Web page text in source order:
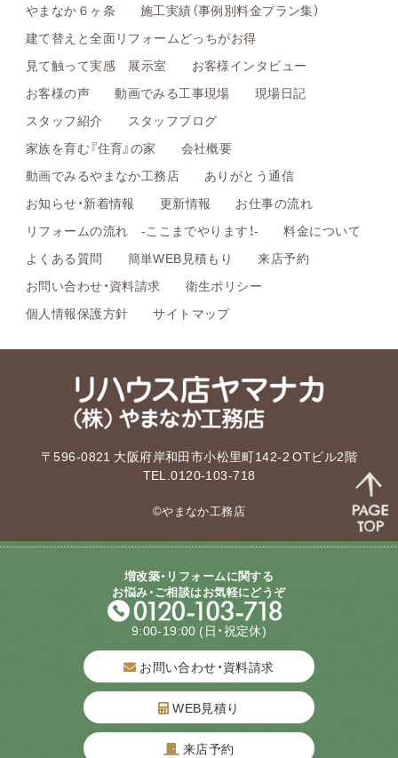
やまなか６ヶ条
施工実績（事例別料金プラン集）
建て替えと全面リフォームどっちがお得
見て触って実感 展示室
お客様インタビュー
お客様の声
動画でみる工事現場
現場日記
スタッフ紹介
スタッフブログ
家族を育む『住育』の家
会社概要
動画でみるやまなか工務店
ありがとう通信
お知らせ・新着情報
更新情報
お仕事の流れ
リフォームの流れ -ここまでやります！-
料金について
よくある質問
簡単WEB見積もり
来店予約
お問い合わせ・資料請求
衛生ポリシー
個人情報保護方針
サイトマップ
〒596-0821 大阪府岸和田市小松里町142-2 OTビル2階
TEL.0120-103-718
©やまなか工務店
増改築・リフォームに関する
お悩み・ご相談はお気軽にどうぞ
9:00-19:00 (日・祝定休)
お問い合わせ・資料請求
WEB見積り
来店予約